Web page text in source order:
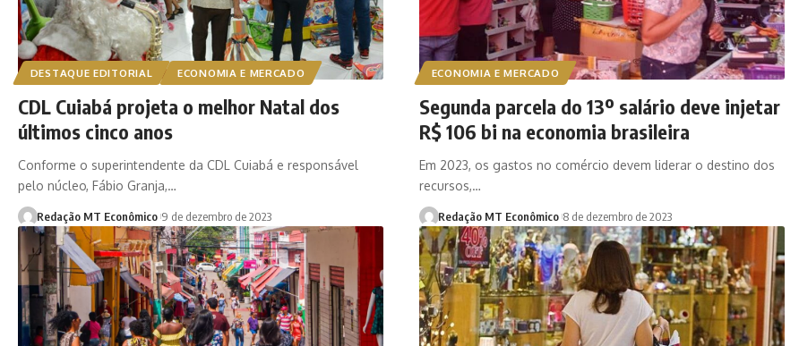
DESTAQUE EDITORIAL ECONOMIA E MERCADO
CDL Cuiabá projeta o melhor Natal dos
últimos cinco anos
Conforme o superintendente da CDL Cuiabá e responsável
pelo núcleo, Fábio Granja,…
Redação MT Econômico 9 de dezembro de 2023
ECONOMIA E MERCADO
Segunda parcela do 13º salário deve injetar
R$ 106 bi na economia brasileira
Em 2023, os gastos no comércio devem liderar o destino dos
recursos,…
Redação MT Econômico 8 de dezembro de 2023